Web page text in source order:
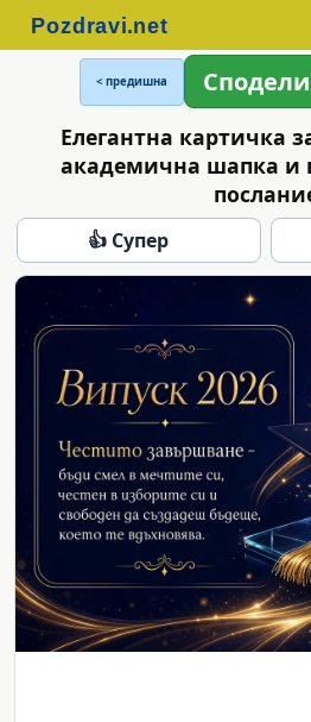
< предишна Сподели
Елегантна картичка
академична шапка и
👍 Супер